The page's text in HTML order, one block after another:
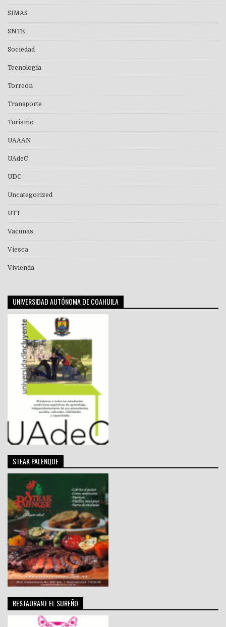
SIMAS
SNTE
Sociedad
Tecnología
Torreón
Transporte
Turismo
UAAAN
UAdeC
UDC
Uncategorized
UTT
Vacunas
Viesca
Vivienda
UNIVERSIDAD AUTÓNOMA DE COAHUILA
STEAK PALENQUE
RESTAURANT EL SUREÑO